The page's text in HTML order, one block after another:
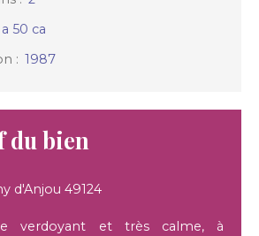
50 ca
: 1987
du bien
d'Anjou 49124
verdoyant et très calme, à